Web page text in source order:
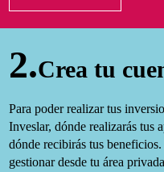
2.Crea tu
Para poder realizar tus
Inveslar, dónde realizarás tus
dónde recibirás tus
gestionar desde tu área